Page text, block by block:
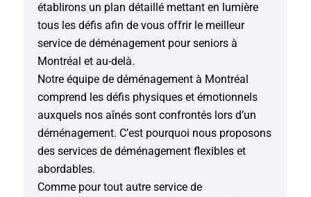
établirons un plan détaillé mettant en lumière
tous les défis afin de vous offrir le meilleur
service de déménagement pour seniors à
Montréal et au-delà.
Notre équipe de déménagement à Montréal
comprend les défis physiques et émotionnels
auxquels nos aînés sont confrontés lors d’un
déménagement. C’est pourquoi nous proposons
des services de déménagement flexibles et
abordables.
Comme pour tout autre service de